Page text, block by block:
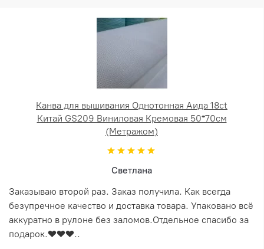
Канва для вышивания Однотонная Аида 18ct
Китай GS209 Виниловая Кремовая 50*70см
(Метражом)
Светлана
Заказываю второй раз. Заказ получила. Как всегда
безупречное качество и доставка товара. Упаковано всё
аккуратно в рулоне без заломов.Отдельное спасибо за
подарок.❤️❤️❤️..